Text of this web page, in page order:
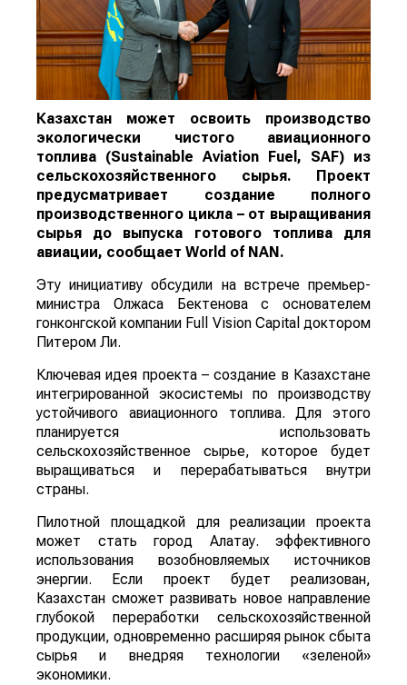
Казахстан может освоить производство
экологически чистого авиационного
топлива (Sustainable Aviation Fuel, SAF) из
сельскохозяйственного сырья. Проект
предусматривает создание полного
производственного цикла – от выращивания
сырья до выпуска готового топлива для
авиации, сообщает World of NAN .
Эту инициативу обсудили на встрече премьер-
министра Олжаса Бектенова с основателем
гонконгской компании Full Vision Capital доктором
Питером Ли.
Ключевая идея проекта – создание в Казахстане
интегрированной экосистемы по производству
устойчивого авиационного топлива. Для этого
планируется использовать
сельскохозяйственное сырье, которое будет
выращиваться и перерабатываться внутри
страны.
Пилотной площадкой для реализации проекта
может стать город Алатау. эффективного
использования возобновляемых источников
энергии. Если проект будет реализован,
Казахстан сможет развивать новое направление
глубокой переработки сельскохозяйственной
продукции, одновременно расширяя рынок сбыта
сырья и внедряя технологии «зеленой»
экономики.